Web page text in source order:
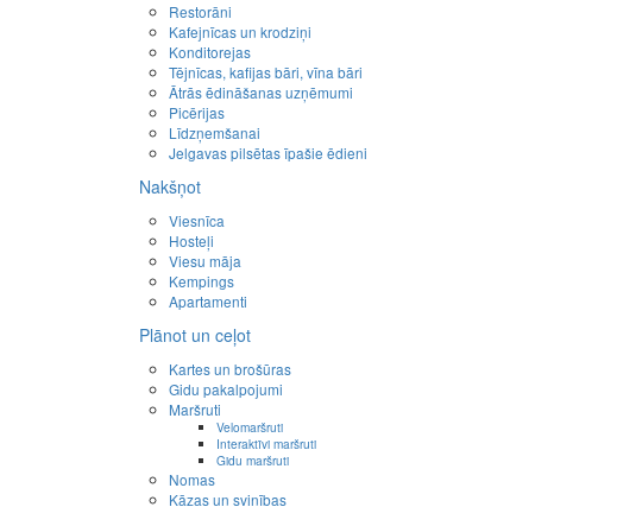
Restorāni
Kafejnīcas un krodziņi
Konditorejas
Tējnīcas, kafijas bāri, vīna bāri
Ātrās ēdināšanas uzņēmumi
Picērijas
Līdzņemšanai
Jelgavas pilsētas īpašie ēdieni
Nakšņot
Viesnīca
Hosteļi
Viesu māja
Kempings
Apartamenti
Plānot un ceļot
Kartes un brošūras
Gidu pakalpojumi
Maršruti
Velomaršruti
Interaktīvi maršruti
Gidu maršruti
Nomas
Kāzas un svinības